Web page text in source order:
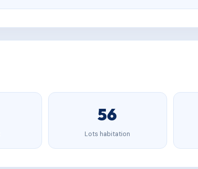
56
Lots habitation